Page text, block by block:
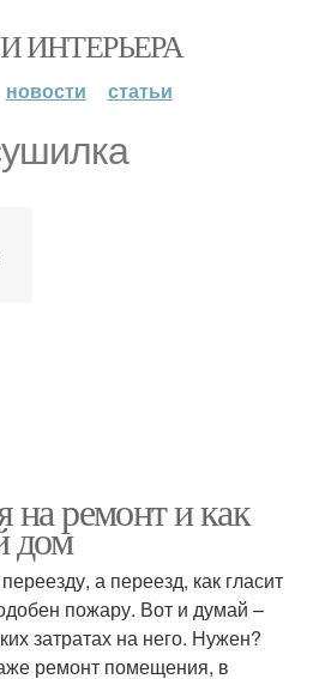
ИНТЕРЬЕРА
новости статьи
на ремонт и как
дом
а переезд, как гласит
пожару. Вот и думай –
затратах на него. Нужен?
ремонт помещения, в